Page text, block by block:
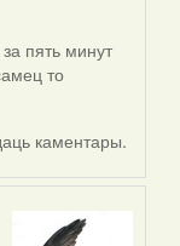
пять минут
то
каментары.